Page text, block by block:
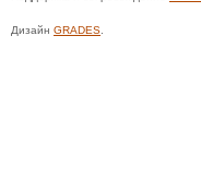
Дизайн GRADES